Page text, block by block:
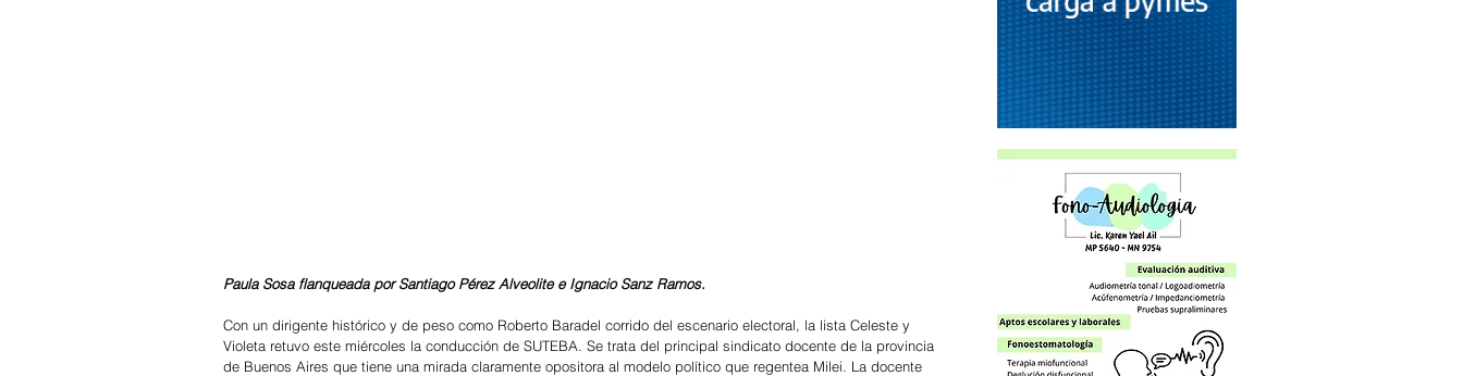
Paula Sosa flanqueada por Santiago Pérez Alveolite e Ignacio Sanz Ramos.
Con un dirigente histórico y de peso como Roberto Baradel corrido del escenario electoral, la lista Celeste y
Violeta retuvo este miércoles la conducción de SUTEBA. Se trata del principal sindicato docente de la provincia
de Buenos Aires que tiene una mirada claramente opositora al modelo político que regentea Milei. La docente